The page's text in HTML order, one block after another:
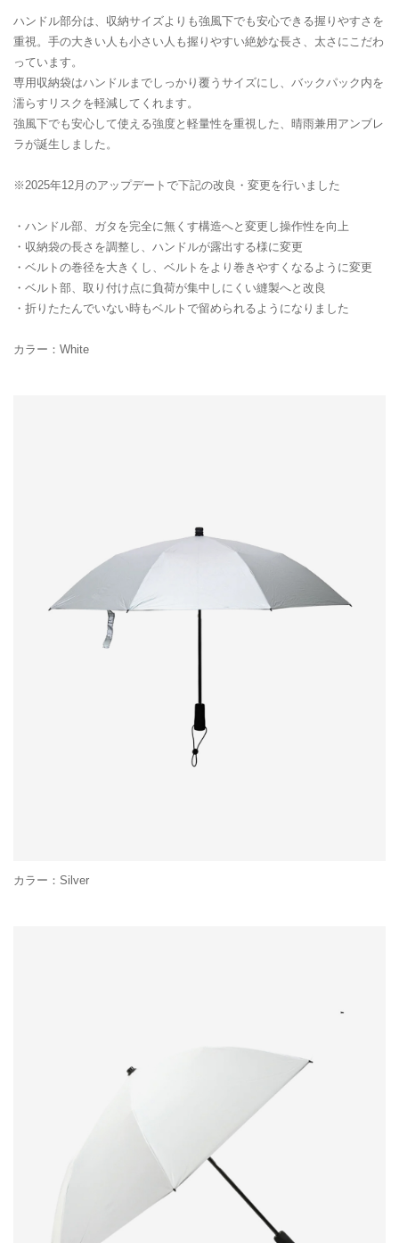
ハンドル部分は、収納サイズよりも強風下でも安心できる握りやすさを
重視。手の大きい人も小さい人も握りやすい絶妙な長さ、太さにこだわ
っています。
専用収納袋はハンドルまでしっかり覆うサイズにし、バックパック内を
濡らすリスクを軽減してくれます。
強風下でも安心して使える強度と軽量性を重視した、晴雨兼用アンブレ
ラが誕生しました。
※2025年12月のアップデートで下記の改良・変更を行いました
・ハンドル部、ガタを完全に無くす構造へと変更し操作性を向上
・収納袋の長さを調整し、ハンドルが露出する様に変更
・ベルトの巻径を大きくし、ベルトをより巻きやすくなるように変更
・ベルト部、取り付け点に負荷が集中しにくい縫製へと改良
・折りたたんでいない時もベルトで留められるようになりました
カラー：White
カラー：Silver